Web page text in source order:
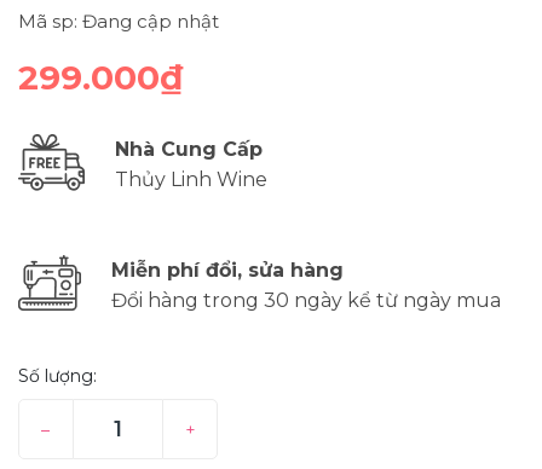
Mã sp: Đang cập nhật
299.000₫
Nhà Cung Cấp
Thủy Linh Wine
Miễn phí đổi, sửa hàng
Đổi hàng trong 30 ngày kể từ ngày mua
Số lượng:
– +